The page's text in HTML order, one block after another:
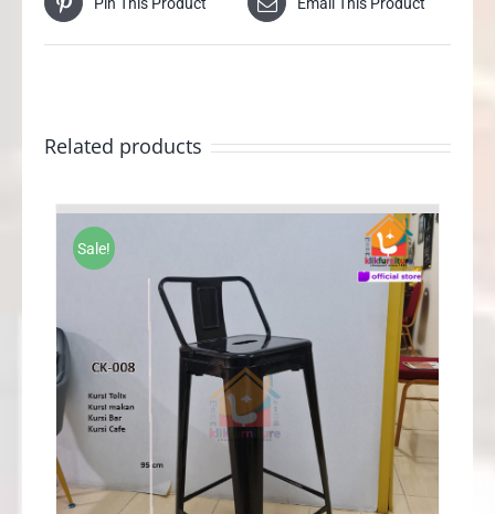
Related products
Sale!